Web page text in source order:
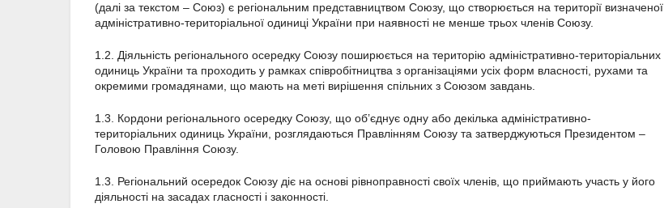
(далі за текстом – Союз) є регіональним представництвом Союзу, що створюється на території визначеної
адміністративно-територіальної одиниці України при наявності не менше трьох членів Союзу.
1.2. Діяльність регіонального осередку Союзу поширюється на територію адміністративно-територіальних
одиниць України та проходить у рамках співробітництва з організаціями усіх форм власності, рухами та
окремими громадянами, що мають на меті вирішення спільних з Союзом завдань.
1.3. Кордони регіонального осередку Союзу, що об’єднує одну або декілька адміністративно-
територіальних одиниць України, розглядаються Правлінням Союзу та затверджуються Президентом –
Головою Правління Союзу.
1.3. Регіональний осередок Союзу діє на основі рівноправності своїх членів, що приймають участь у його
діяльності на засадах гласності і законності.